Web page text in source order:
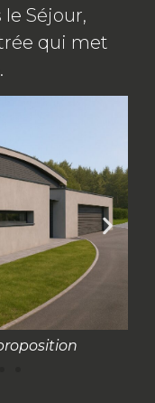
le Séjour,
qui met